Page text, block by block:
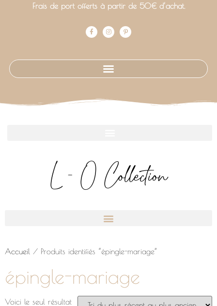
Frais de port offerts à partir de 50€ d’achat.
L - O Collection
Accueil / Produits identifiés “épingle-mariage”
épingle-mariage
Voici le seul résultat